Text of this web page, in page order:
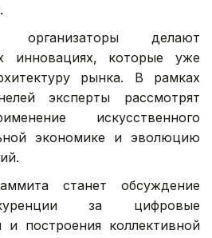
делают
инновациях, которые уже
рынка. В рамках
эксперты рассмотрят
искусственного
экономике и эволюцию
станет обсуждение
за цифровые
построения коллективной